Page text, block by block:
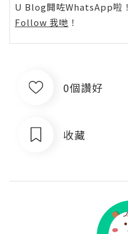
U Blog開咗WhatsApp啦
Follow 我哋 ！
0個讚好
收藏